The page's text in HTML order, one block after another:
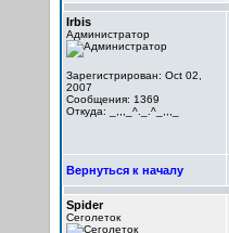
Irbis
Администратор
Зарегистрирован: Oct 02,
2007
Сообщения: 1369
Откуда: _,,,_^._.^_,,,_
Вернуться к началу
Spider
Сеголеток